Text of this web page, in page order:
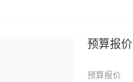
预算报价
预算报价